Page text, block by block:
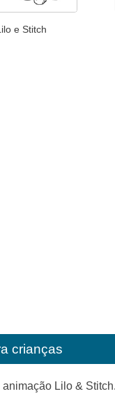
e Stitch
crianças
Lilo &